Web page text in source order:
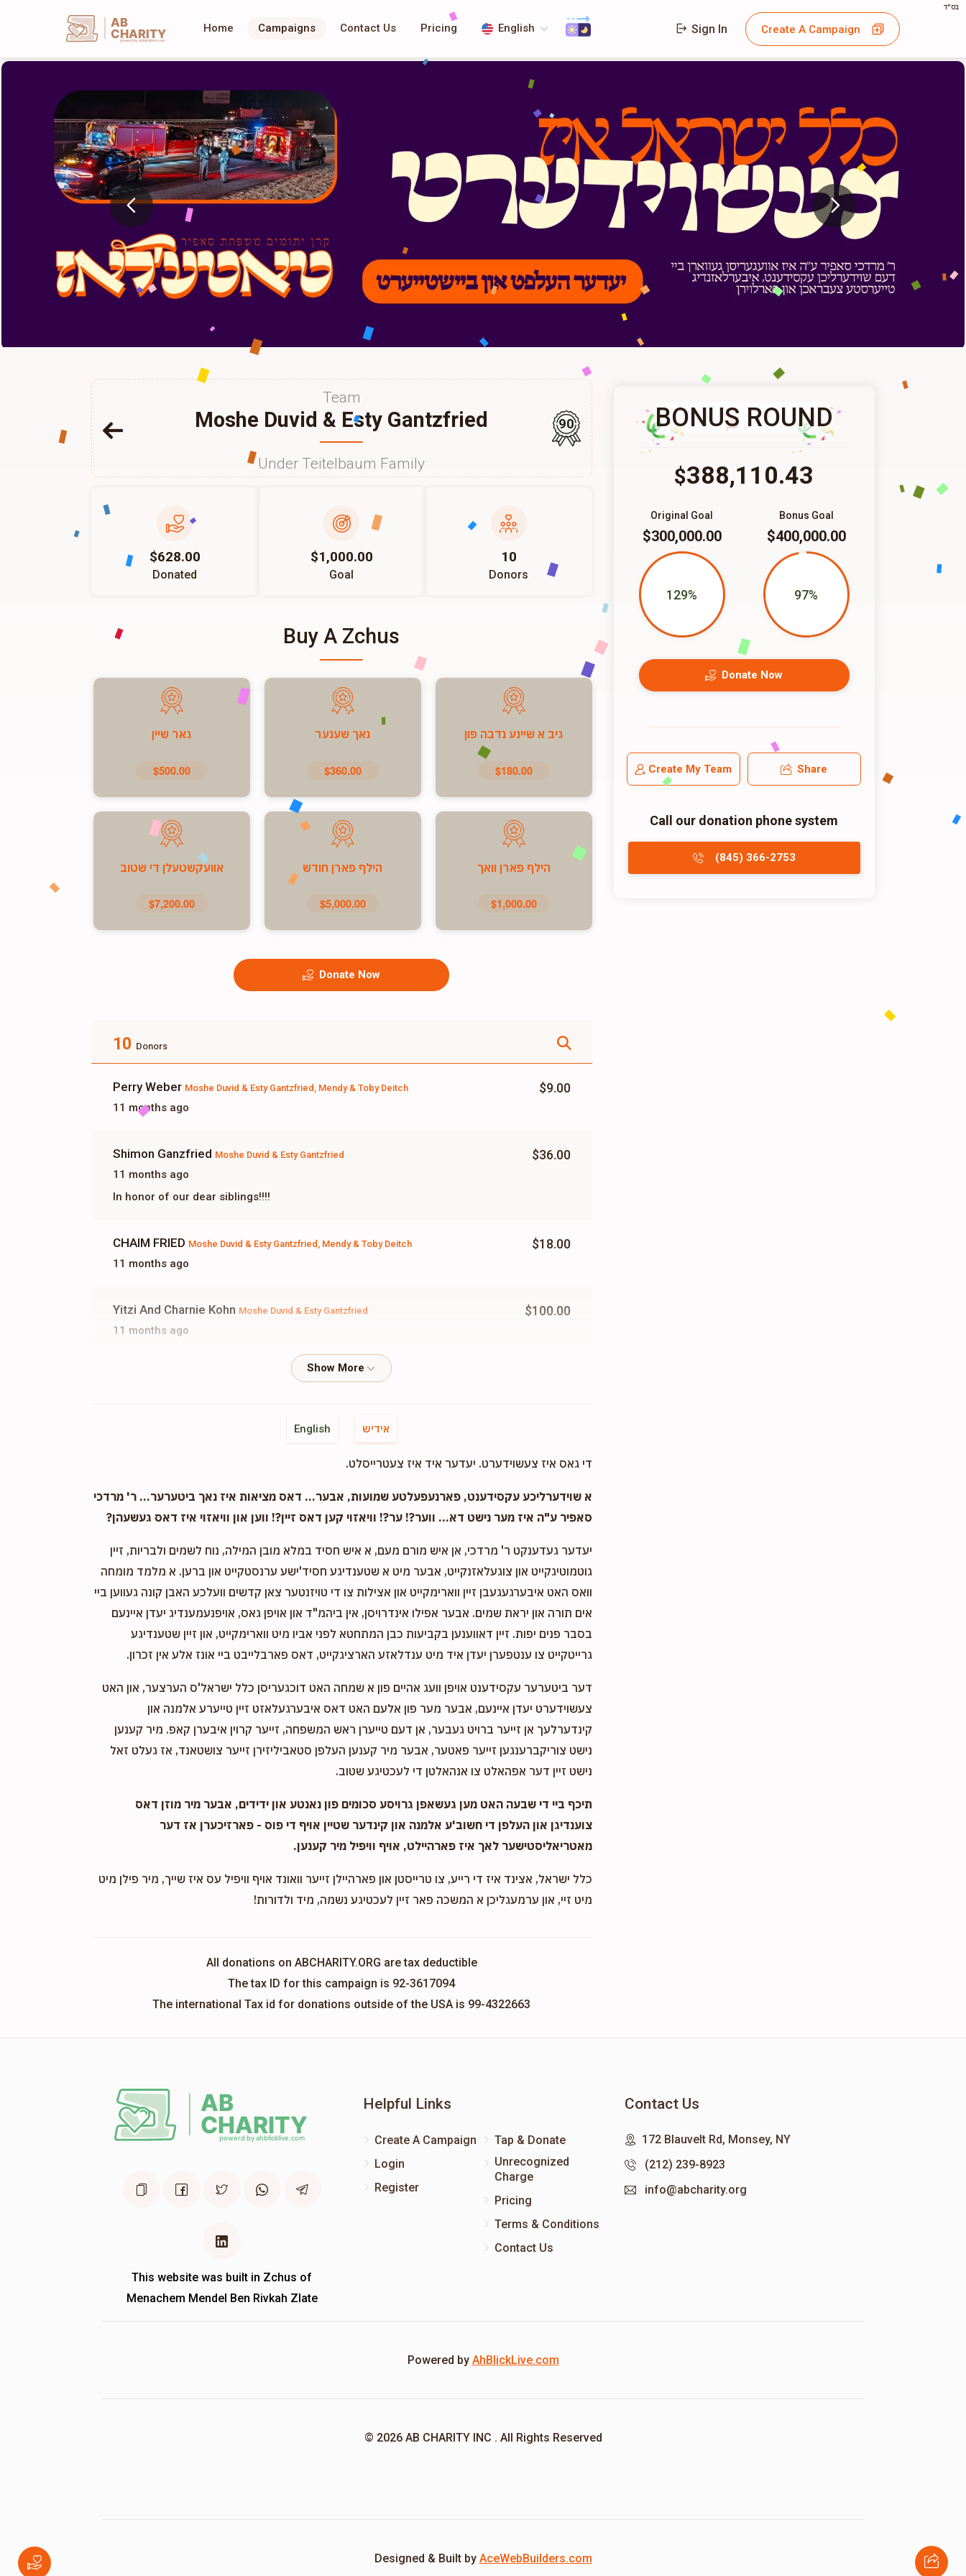
בס"ד
AB
CHARITY
powerd by ahblicklive.com
Home Campaigns Contact Us Pricing English Sign In Create A Campaign
Team
Moshe Duvid & Esty Gantzfried
Under Teitelbaum Family
90
$628.00
Donated
$1,000.00
Goal
10
Donors
Buy A Zchus
גיב א שיינע נדבה פון
$180.00
נאך שענער
$360.00
גאר שיין
$500.00
הילף פארן וואך
$1,000.00
הילף פארן חודש
$5,000.00
אוועקשטעלן די שטוב
$7,200.00
Donate Now
10 Donors
Perry Weber Moshe Duvid & Esty Gantzfried, Mendy & Toby Deitch
11 months ago
$9.00
Shimon Ganzfried Moshe Duvid & Esty Gantzfried
11 months ago
$36.00
In honor of our dear siblings!!!!
CHAIM FRIED Moshe Duvid & Esty Gantzfried, Mendy & Toby Deitch
11 months ago
$18.00
Yitzi And Charnie Kohn Moshe Duvid & Esty Gantzfried
11 months ago
$100.00
Moshe Duvid & Esty Gantzfried
Moshe Duvid & Esty Gantzfried $100.00
Aron KrauszMoshe Duvid & Esty Gantzfried
11 months ago
$120.00
English אידיש
די גאס איז צעשוידערט. יעדער איד איז צעטרייסלט.
א שוידערליכע עקסידענט, פארנעפעלטע שמועות, אבער... דאס מציאות איז נאך ביטערער... ר' מרדכי
סאפיר ע"ה איז מער נישט דא... ווער?! ער?! וויאזוי קען דאס זיין?! ווען און וויאזוי איז דאס געשעהן?
יעדער געדענקט ר' מרדכי, אן איש מורם מעם, א איש חסיד במלא מובן המילה, נוח לשמים ולבריות, זיין
גוטמוטיגקייט און צוגעלאזנקייט, אבער מיט א שטענדיגע חסיד'ישע ערנסטקייט און ברען. א מלמד מומחה
וואס האט איבערגעגעבן זיין ווארימקייט און אצילות צו די טויזנטער צאן קדשים וועלכע האבן קונה געווען ביי
אים תורה און יראת שמים. אבער אפילו אינדרויסן, אין ביהמ"ד און אויפן גאס, אויפנעמענדיג יעדן איינעם
בסבר פנים יפות. זיין דאווענען בקביעות כבן המתחטא לפני אביו מיט ווארימקייט, און זיין שטענדיגע
גרייטקייט צו ענטפערן יעדן איד מיט ענדלאזע הארציגקייט, דאס פארבלייבט ביי אונז אלע אין זכרון.
דער ביטערער עקסידענט אויפן וועג אהיים פון א שמחה האט דוכגעריסן כלל ישראל'ס הערצער, און האט
צעשוידערט יעדן איינעם, אבער מער פון אלעם האט דאס איבערגעלאזט זיין טייערע אלמנה און
קינדערלעך אן זייער ברויט געבער, אן דעם טייערן ראש המשפחה, זייער קרוין איבערן קאפ. מיר קענען
נישט צוריקברענגען זייער פאטער, אבער מיר קענען העלפן סטאביליזירן זייער צושטאנד, אז געלט זאל
נישט זיין דער אפהאלט צו אנהאלטן די לעכטיגע שטוב.
תיכף ביי די שבעה האט מען געשאפן גרויסע סכומים פון נאנטע און ידידים, אבער מיר מוזן דאס
צוענדיגן און העלפן די חשוב'ע אלמנה און קינדער שטיין אויף די פוס - פארזיכערן אז דער
מאטריאליסטישער לאך איז פארהיילט, אויף וויפיל מיר קענען.
כלל ישראל, אצינד איז די רייע, צו טרייסטן און פארהיילן זייער וואונד אויף וויפיל עס איז שייך, מיר פילן מיט
מיט זיי, און ערמעגליכן א המשכה פאר זיין לעכטיגע נשמה, מיד ולדורות!
All donations on ABCHARITY.ORG are tax deductible
The tax ID for this campaign is 92-3617094
The international Tax id for donations outside of the USA is 99-4322663
BONUS ROUND
$388,110.43
Bonus Goal
$400,000.00
97%
Original Goal
$300,000.00
129%
Donate Now
Create My Team Share
Call our donation phone system
(845) 366-2753
This website was built in Zchus of
Menachem Mendel Ben Rivkah Zlate
Helpful Links
Create A Campaign
Login
Register
Tap & Donate
Unrecognized
Charge
Pricing
Terms & Conditions
Contact Us
Contact Us
172 Blauvelt Rd, Monsey, NY
(212) 239-8923
info@abcharity.org
Powered by AhBlickLive.com
© 2026 AB CHARITY INC . All Rights Reserved
Designed & Built by AceWebBuilders.com